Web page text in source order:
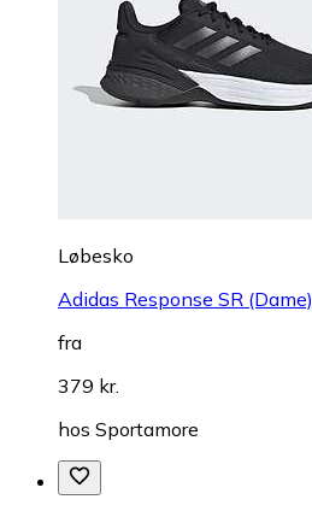
Løbesko
Adidas Response SR (Dame)
fra
379 kr.
hos Sportamore